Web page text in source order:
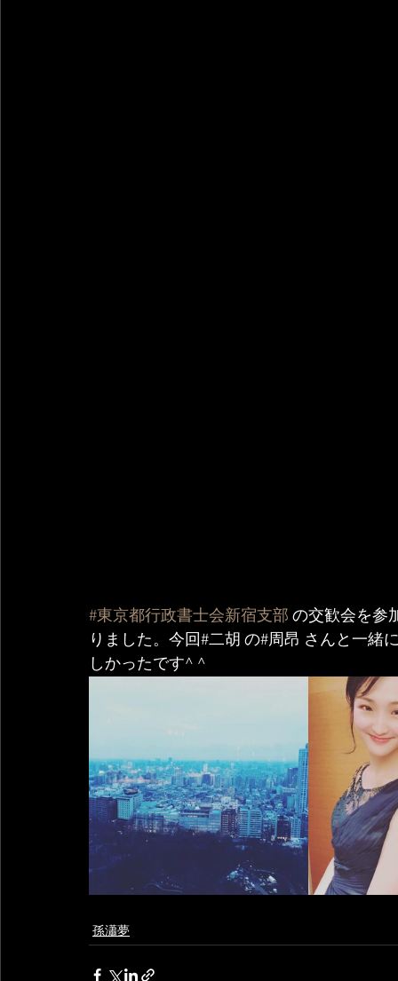
#東京都行政書士会新宿支部 の交歓会を参
りました。今回#二胡 の#周昂 さんと一緒
しかったです^ ^
孫瀟夢